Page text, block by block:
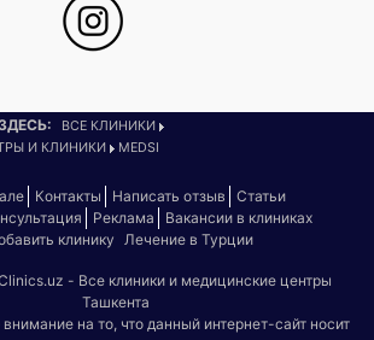
ВСЕ КЛИНИКИ
И КЛИНИКИ
MEDSI
Контакты Написать отзыв
Статьи
Реклама
Вакансии в клиниках
клинику Лечение в Турции
- Все клиники и медицинские центры
Ташкента
на то, что данный интернет-сайт носит